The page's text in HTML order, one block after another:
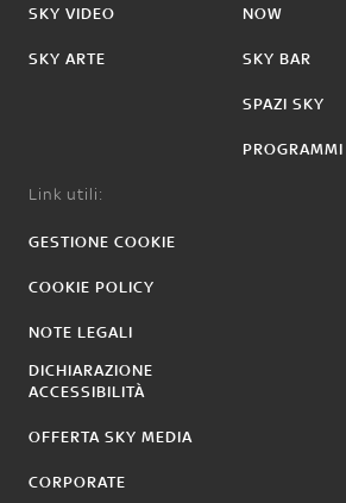
SKY VIDEO
SKY ARTE
NOW
SKY BAR
SPAZI SKY
PROGRAMMI
Link utili:
GESTIONE COOKIE
COOKIE POLICY
NOTE LEGALI
DICHIARAZIONE
ACCESSIBILITÀ
OFFERTA SKY MEDIA
CORPORATE